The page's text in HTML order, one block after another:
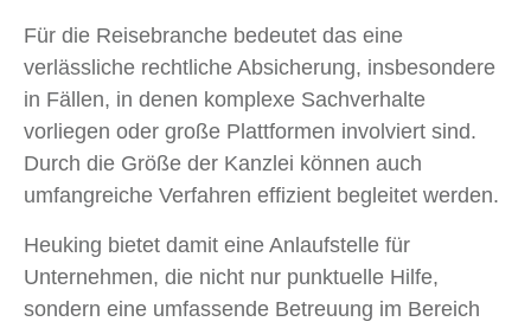
Für die Reisebranche bedeutet das eine
verlässliche rechtliche Absicherung, insbesondere
in Fällen, in denen komplexe Sachverhalte
vorliegen oder große Plattformen involviert sind.
Durch die Größe der Kanzlei können auch
umfangreiche Verfahren effizient begleitet werden.
Heuking bietet damit eine Anlaufstelle für
Unternehmen, die nicht nur punktuelle Hilfe,
sondern eine umfassende Betreuung im Bereich